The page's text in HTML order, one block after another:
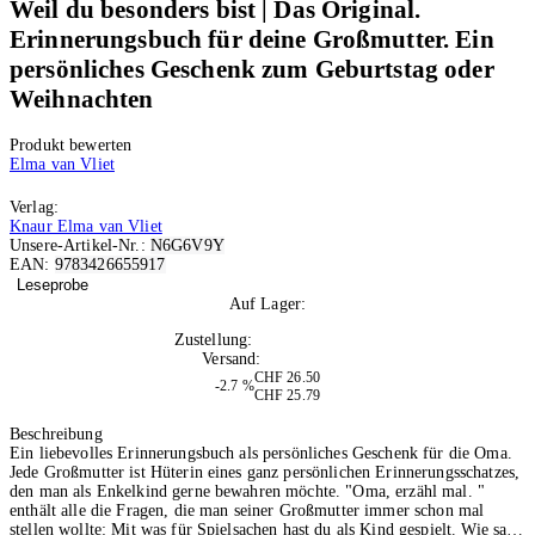
Weil du besonders bist | Das Original.
Erinnerungsbuch für deine Großmutter. Ein
persönliches Geschenk zum Geburtstag oder
Weihnachten
Produkt bewerten
Elma van Vliet
Verlag:
Knaur Elma van Vliet
Unsere-Artikel-Nr.: N6G6V9Y
EAN: 9783426655917
Leseprobe
Auf Lager:
Zustellung:
Versand:
-2.7 %
CHF 26.50
CHF 25.79
Beschreibung
Ein liebevolles Erinnerungsbuch als persönliches Geschenk für die Oma.
Jede Großmutter ist Hüterin eines ganz persönlichen Erinnerungsschatzes,
den man als Enkelkind gerne bewahren möchte. "Oma, erzähl mal. "
enthält alle die Fragen, die man seiner Großmutter immer schon mal
stellen wollte: Mit was für Spielsachen hast du als Kind gespielt. Wie sah